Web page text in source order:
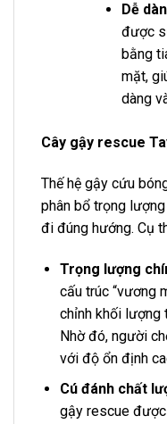
Dễ
được
bằng
mặt,
dàng
Cây gậy rescue
Thế hệ gậy cứu
phân bổ trọng
đi đúng hướng. Cụ
Trọng lượng
cấu trúc “vương
chỉnh khối lượng
Nhờ đó, người
với độ ổn định
Cú đánh chất
gậy rescue